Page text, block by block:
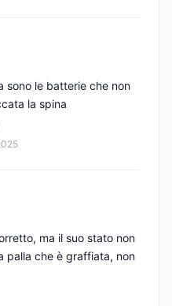
sono le batterie che non
la spina
ma il suo stato non
palla che è graffiata, non